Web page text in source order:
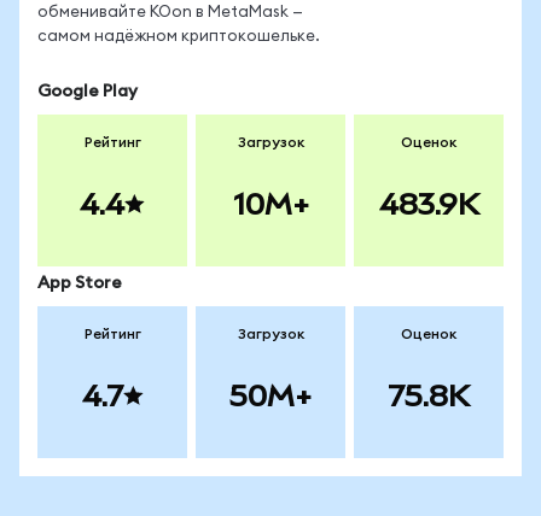
обменивайте KOon в MetaMask —
самом надёжном криптокошельке.
Google Play
Рейтинг
4.4
Загрузок
10M+
Оценок
483.9K
App Store
Рейтинг
4.7
Загрузок
50M+
Оценок
75.8K